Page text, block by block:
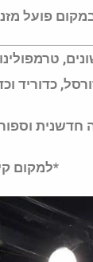
פועל
כדוריד
חדשנית
*למקום